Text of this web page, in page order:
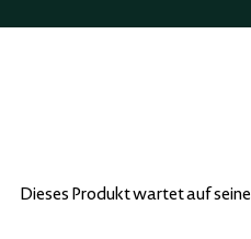
Dieses Produkt wartet auf